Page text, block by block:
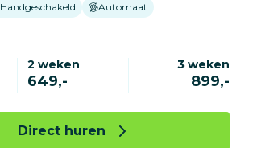
Handgeschakeld
Automaat
2 weken
649,-
3 weken
899,-
Direct huren